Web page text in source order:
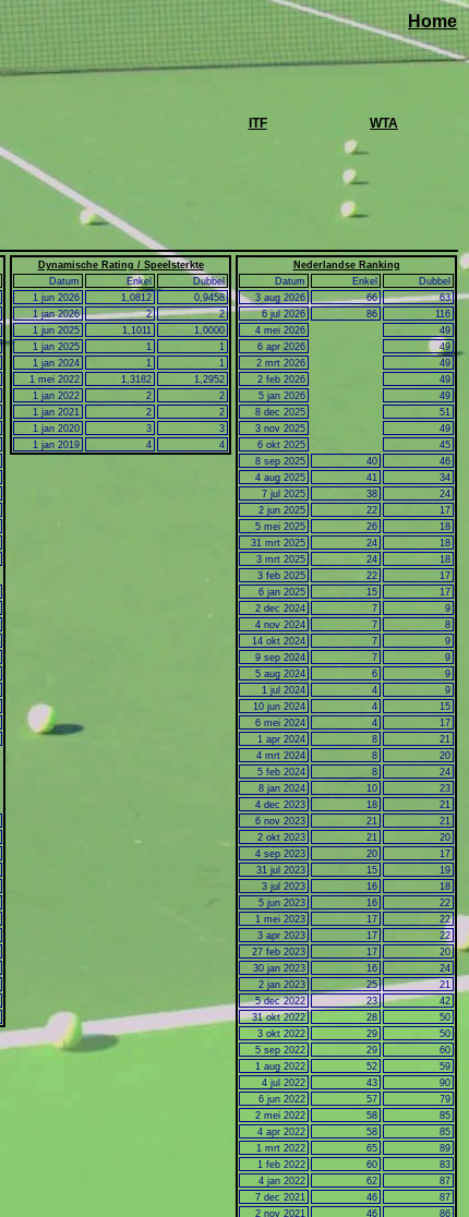
Home
ITF WTA
Dynamische Rating / Speelsterkte
Datum
Enkel
Dubbel
1 jun 2026
1,0812
0,9458
1 jan 2026
2
2
1 jun 2025
1,1011
1,0000
1 jan 2025
1
1
1 jan 2024
1
1
1 mei 2022
1,3182
1,2952
1 jan 2022
2
2
1 jan 2021
2
2
1 jan 2020
3
3
1 jan 2019
4 4
Nederlandse Ranking
Datum
Enkel
Dubbel
3 aug 2026
66
63
6 jul 2026
86
116
4 mei 2026
49
6 apr 2026
49
2 mrt 2026
49
2 feb 2026
49
5 jan 2026
49
8 dec 2025
51
3 nov 2025
49
6 okt 2025
45
8 sep 2025
40
46
4 aug 2025
41
34
7 jul 2025
38
24
2 jun 2025
22
17
5 mei 2025
26
18
31 mrt 2025
24
18
3 mrt 2025
24
18
3 feb 2025
22
17
6 jan 2025
15
17
2 dec 2024
7
9
4 nov 2024
7
8
14 okt 2024
7
9
9 sep 2024
7
9
5 aug 2024
6
9
1 jul 2024
4
9
10 jun 2024
4
15
6 mei 2024
4
17
1 apr 2024
8
21
4 mrt 2024
8
20
5 feb 2024
8
24
8 jan 2024
10
23
4 dec 2023
18
21
6 nov 2023
21
21
2 okt 2023
21
20
4 sep 2023
20
17
31 jul 2023
15
19
3 jul 2023
16
18
5 jun 2023
16
22
1 mei 2023
17
22
3 apr 2023
17
22
27 feb 2023
17
20
30 jan 2023
16
24
2 jan 2023
25
21
5 dec 2022
23
42
31 okt 2022
28
50
3 okt 2022
29
50
5 sep 2022
29
60
1 aug 2022
52
59
4 jul 2022
43
90
6 jun 2022
57
79
2 mei 2022
58
85
4 apr 2022
58
85
1 mrt 2022
65
89
1 feb 2022
60
83
4 jan 2022
62
87
7 dec 2021
46
87
2 nov 2021
46
86